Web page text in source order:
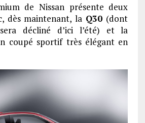
de Nissan présente deux
dès maintenant, la Q30 (dont
décliné d’ici l’été) et la
coupé sportif très élégant en